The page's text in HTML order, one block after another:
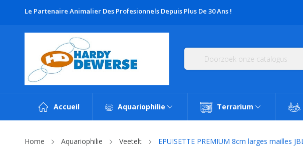
Le Partenaire Animalier Des Profesionnels Depuis Plus De 30 Ans !
Accueil Aquariophilie Terrarium
Home Aquariophilie Veetelt EPUISETTE PREMIUM 8cm larges mailles JBL